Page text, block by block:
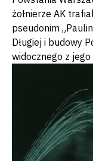
żołnierze AK
pseudonim
Długiej i budowy
widocznego z jego